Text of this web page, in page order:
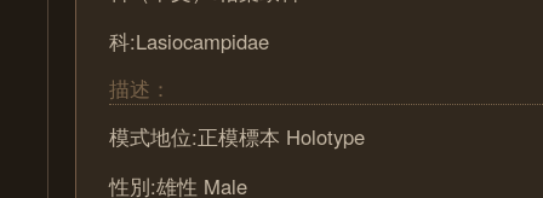
科:Lasiocampidae
描述：
模式地位:正模標本 Holotype
性別:雄性 Male